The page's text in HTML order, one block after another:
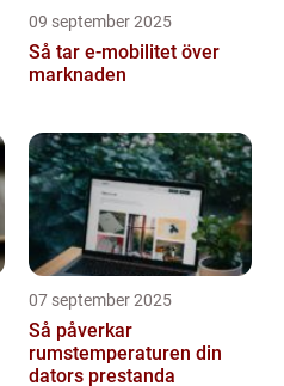
09 september 2025
Så tar e-mobilitet över
marknaden
07 september 2025
Så påverkar
rumstemperaturen din
dators prestanda